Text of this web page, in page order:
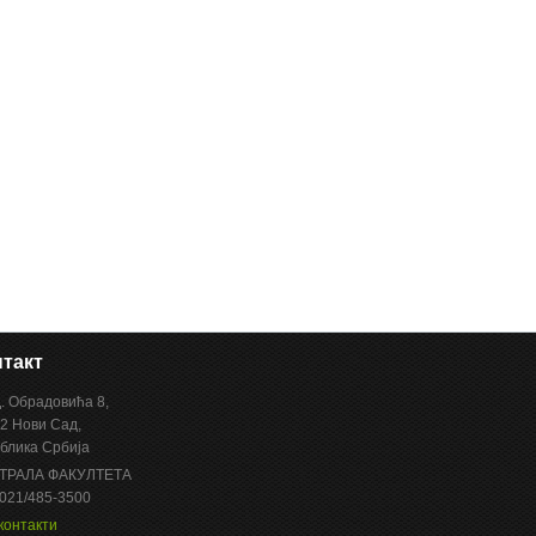
Обрадовића 8,
Нови Сад,
Србија
ФАКУЛТЕТА
485-3500